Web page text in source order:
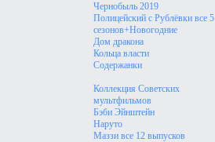
Чернобыль 2019
Полицейский с Рублёвки все 5
сезонов+Новогодние
Дом дракона
Кольца власти
Содержанки
Коллекция Советских
мультфильмов
Бэби Эйнштейн
Наруто
Маззи все 12 выпусков